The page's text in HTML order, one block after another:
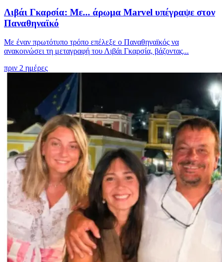
Λιβάι Γκαρσία: Με... άρωμα Marvel υπέγραψε στον
Παναθηναϊκό
Με έναν πρωτότυπο τρόπο επέλεξε ο Παναθηναϊκός να
ανακοινώσει τη μεταγραφή του Λιβάι Γκαρσία, βάζοντας...
πριν 2 ημέρες